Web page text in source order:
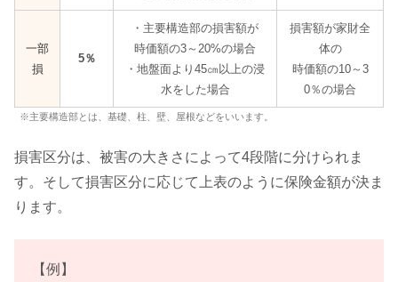
一部
損
5％
・主要構造部の損害額が
時価額の3～20%の場合
・地盤面より45㎝以上の浸
水をした場合
損害額が家財全
体の
時価額の10～3
0％の場合
※主要構造部とは、基礎、柱、壁、屋根などをいいます。
損害区分は、被害の大きさによって4段階に分けられま
す。そして損害区分に応じて上表のように保険金額が決ま
ります。
【例】